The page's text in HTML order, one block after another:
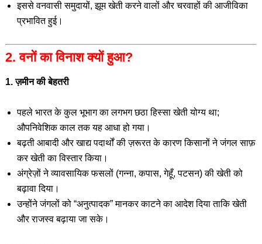
इससे वनवासी समुदायों, झूम खेती करने वालों और चरवाहों की आजीविका
प्रभावित हुई।
2. वनों का विनाश क्यों हुआ?
1. ज़मीन की बेहतरी
पहले भारत के कुल भूभाग का लगभग छठा हिस्सा खेती योग्य था;
औपनिवेशिक काल तक यह आधा हो गया।
बढ़ती आबादी और खाद्य पदार्थों की ज़रूरत के कारण किसानों ने जंगल साफ़
कर खेती का विस्तार किया।
अंग्रेज़ों ने व्यावसायिक फसलों (गन्ना, कपास, गेहूँ, पटसन) की खेती को
बढ़ावा दिया।
उन्होंने जंगलों को “अनुत्पादक” मानकर काटने का आदेश दिया ताकि खेती
और राजस्व बढ़ाया जा सके।